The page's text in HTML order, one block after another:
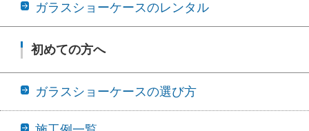
ガラスショーケースのレンタル
初めての方へ
ガラスショーケースの選び方